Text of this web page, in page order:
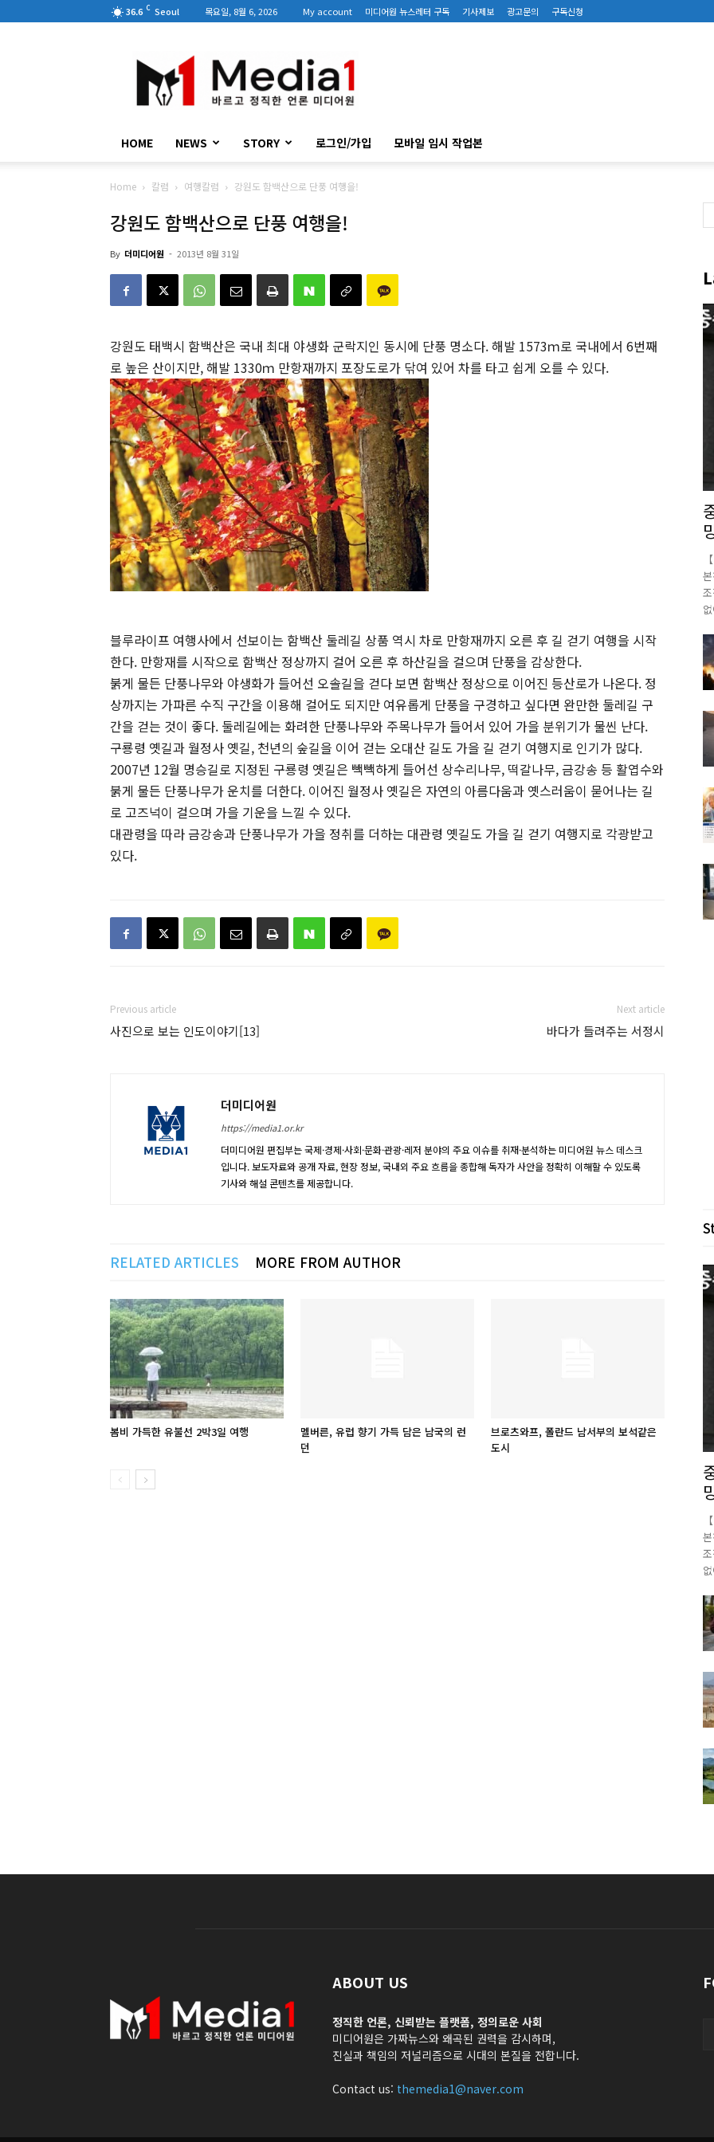
36.6 C Seoul 목요일, 8월 6, 2026 My account 미디어원 뉴스레터 구독 기사제보 광고문의 구독신청
디
어
원
HOME NEWS STORY 로그인/가입 모바일 임시 작업본
Home 칼럼 여행칼럼 강원도 함백산으로 단풍 여행을!
강원도 함백산으로 단풍 여행을!
By 더미디어원 - 2013년 8월 31일
강원도 태백시 함백산은 국내 최대 야생화 군락지인 동시에 단풍 명소다. 해발 1573ｍ로 국내에서 6번째
로 높은 산이지만, 해발 1330ｍ 만항재까지 포장도로가 닦여 있어 차를 타고 쉽게 오를 수 있다.
블루라이프 여행사에서 선보이는 함백산 둘레길 상품 역시 차로 만항재까지 오른 후 길 걷기 여행을 시작
한다. 만항재를 시작으로 함백산 정상까지 걸어 오른 후 하산길을 걸으며 단풍을 감상한다.
붉게 물든 단풍나무와 야생화가 들어선 오솔길을 걷다 보면 함백산 정상으로 이어진 등산로가 나온다. 정
상까지는 가파른 수직 구간을 이용해 걸어도 되지만 여유롭게 단풍을 구경하고 싶다면 완만한 둘레길 구
간을 걷는 것이 좋다. 둘레길에는 화려한 단풍나무와 주목나무가 들어서 있어 가을 분위기가 물씬 난다.
구룡령 옛길과 월정사 옛길, 천년의 숲길을 이어 걷는 오대산 길도 가을 길 걷기 여행지로 인기가 많다.
2007년 12월 명승길로 지정된 구룡령 옛길은 빽빽하게 들어선 상수리나무, 떡갈나무, 금강송 등 활엽수와
붉게 물든 단풍나무가 운치를 더한다. 이어진 월정사 옛길은 자연의 아름다움과 옛스러움이 묻어나는 길
로 고즈넉이 걸으며 가을 기운을 느낄 수 있다.
대관령을 따라 금강송과 단풍나무가 가을 정취를 더하는 대관령 옛길도 가을 길 걷기 여행지로 각광받고
있다.
Previous article
사진으로 보는 인도이야기[13]
Next article
바다가 들려주는 서정시
더미디어원
https://media1.or.kr
더미디어원 편집부는 국제·경제·사회·문화·관광·레저 분야의 주요 이슈를 취재·분석하는 미디어원 뉴스 데스크
입니다. 보도자료와 공개 자료, 현장 정보, 국내외 주요 흐름을 종합해 독자가 사안을 정확히 이해할 수 있도록
기사와 해설 콘텐츠를 제공합니다.
RELATED ARTICLES MORE FROM AUTHOR
봄비 가득한 유불선 2박3일 여행
멜버른, 유럽 향기 가득 담은 남국의 런
던
브로츠와프, 폴란드 남서부의 보석같은
도시
ABOUT US
정직한 언론, 신뢰받는 플랫폼, 정의로운 사회
미디어원은 가짜뉴스와 왜곡된 권력을 감시하며,
진실과 책임의 저널리즘으로 시대의 본질을 전합니다.
Contact us: themedia1@naver.com